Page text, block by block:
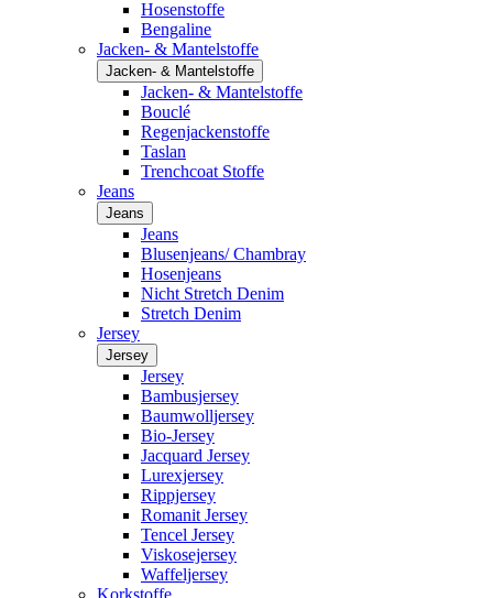
Hosenstoffe
Bengaline
Jacken- & Mantelstoffe
Jacken- & Mantelstoffe
Jacken- & Mantelstoffe
Bouclé
Regenjackenstoffe
Taslan
Trenchcoat Stoffe
Jeans
Jeans
Jeans
Blusenjeans/ Chambray
Hosenjeans
Nicht Stretch Denim
Stretch Denim
Jersey
Jersey
Jersey
Bambusjersey
Baumwolljersey
Bio-Jersey
Jacquard Jersey
Lurexjersey
Rippjersey
Romanit Jersey
Tencel Jersey
Viskosejersey
Waffeljersey
Korkstoffe